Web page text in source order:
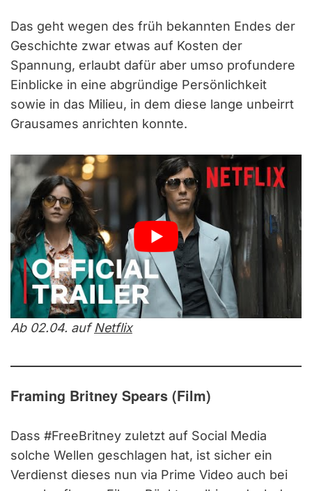
Das geht wegen des früh bekannten Endes der
Geschichte zwar etwas auf Kosten der
Spannung, erlaubt dafür aber umso profundere
Einblicke in eine abgründige Persönlichkeit
sowie in das Milieu, in dem diese lange unbeirrt
Grausames anrichten konnte.
Ab 02.04. aufNetflix
Framing Britney Spears (Film)
Dass #FreeBritney zuletzt auf Social Media
solche Wellen geschlagen hat, ist sicher ein
Verdienst dieses nun via Prime Video auch bei